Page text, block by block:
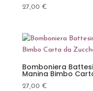
27,00 €
Bomboniera
Manina Bimbo
27,00 €